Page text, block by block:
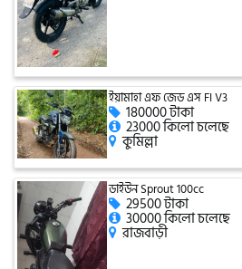
এমা (Emma)
SINSKI
জিংফু
জোনটেস
ইয়ামাহা এফ জেড এস FI V3
180000 টাকা
23000 কিলো চলেছে
কুমিল্লা
ডাইউন Sprout 100cc
29500 টাকা
30000 কিলো চলেছে
রাজবাড়ী